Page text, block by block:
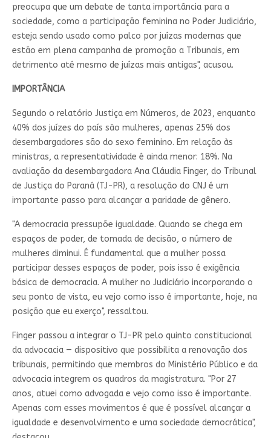
preocupa que um debate de tanta importância para a
sociedade, como a participação feminina no Poder Judiciário,
esteja sendo usado como palco por juízas modernas que
estão em plena campanha de promoção a Tribunais, em
detrimento até mesmo de juízas mais antigas", acusou.
IMPORTÂNCIA
Segundo o relatório Justiça em Números, de 2023, enquanto
40% dos juízes do país são mulheres, apenas 25% dos
desembargadores são do sexo feminino. Em relação às
ministras, a representatividade é ainda menor: 18%. Na
avaliação da desembargadora Ana Cláudia Finger, do Tribunal
de Justiça do Paraná (TJ-PR), a resolução do CNJ é um
importante passo para alcançar a paridade de gênero.
"A democracia pressupõe igualdade. Quando se chega em
espaços de poder, de tomada de decisão, o número de
mulheres diminui. É fundamental que a mulher possa
participar desses espaços de poder, pois isso é exigência
básica de democracia. A mulher no Judiciário incorporando o
seu ponto de vista, eu vejo como isso é importante, hoje, na
posição que eu exerço", ressaltou.
Finger passou a integrar o TJ-PR pelo quinto constitucional
da advocacia — dispositivo que possibilita a renovação dos
tribunais, permitindo que membros do Ministério Público e da
advocacia integrem os quadros da magistratura. "Por 27
anos, atuei como advogada e vejo como isso é importante.
Apenas com esses movimentos é que é possível alcançar a
igualdade e desenvolvimento e uma sociedade democrática",